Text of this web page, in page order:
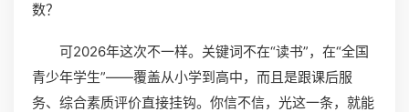
数？
可2026年这次不一样。关键词不在“读书”，在“全国
青少年学生”——覆盖从小学到高中，而且是跟课后服
务、综合素质评价直接挂钩。你信不信，光这一条，就能